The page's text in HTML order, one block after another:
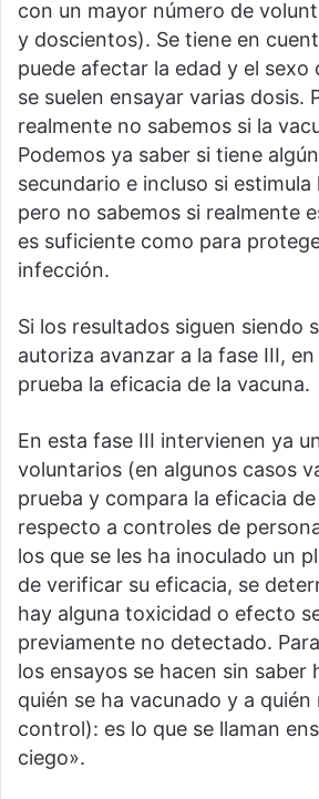
con un mayor número de
y doscientos). Se tiene en
puede afectar la edad y el sexo
se suelen ensayar varias dosis.
realmente no sabemos si la
Podemos ya saber si tiene
secundario e incluso si estimula
pero no sabemos si realmente
es suficiente como para
infección.
Si los resultados siguen siendo
autoriza avanzar a la fase III,
prueba la eficacia de la vacuna.
En esta fase III intervienen ya
voluntarios (en algunos casos
prueba y compara la eficacia
respecto a controles de
los que se les ha inoculado un
de verificar su eficacia, se
hay alguna toxicidad o efecto
previamente no detectado.
los ensayos se hacen sin saber
quién se ha vacunado y a
control): es lo que se llaman
ciego».